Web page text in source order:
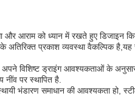
और आराम को ध्यान में रखते हुए डिजाइन
अतिरिक्त प्रकाश व्यवस्था वैकल्पिक
अपने विशिष्ट ड्राइंग आवश्यकताओं के
पर स्थापित है.
भंडारण समाधान की आवश्यकता हो,